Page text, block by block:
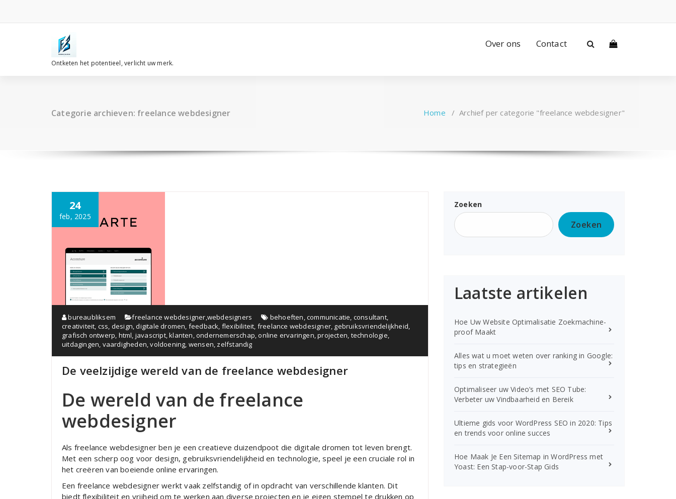
de
Ontketen het potentieel, verlicht uw merk.
Over ons Contact
Categorie archieven: freelance webdesigner Home / Archief per categorie "freelance webdesigner"
24
feb, 2025
bureaubliksem freelance webdesigner,webdesigners behoeften,communicatie, consultant,
creativiteit, css, design,digitale dromen, feedback, flexibiliteit, freelance webdesigner, gebruiksvriendelijkheid,
grafisch ontwerp, html, javascript,klanten,ondernemerschap,online ervaringen,projecten, technologie,
uitdagingen, vaardigheden,voldoening, wensen, zelfstandig
De veelzijdige wereld van de freelance webdesigner
De wereld van de freelance
webdesigner
Als freelance webdesigner ben je een creatieve duizendpoot die digitale dromen tot leven brengt.
Met een scherp oog voor design, gebruiksvriendelijkheid en technologie, speel je een cruciale rol in
het creëren van boeiende online ervaringen.
Een freelance webdesigner werkt vaak zelfstandig of in opdracht van verschillende klanten. Dit
biedt flexibiliteit en vrijheid om te werken aan diverse projecten en je eigen stempel te drukken op
Zoeken
Zoeken
Laatste artikelen
Hoe Uw Website Optimalisatie Zoekmachine-
proof Maakt
Alles wat u moet weten over ranking in Google:
tips en strategieën
Optimaliseer uw Video’s met SEO Tube:
Verbeter uw Vindbaarheid en Bereik
Ultieme gids voor WordPress SEO in 2020: Tips
en trends voor online succes
Hoe Maak Je Een Sitemap in WordPress met
Yoast: Een Stap-voor-Stap Gids